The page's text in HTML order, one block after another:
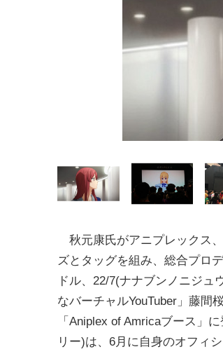
秋元康氏がアニプレックス
ズとタッグを組み、総合プロ
ドル、22/7(ナナブンノニジュ
なバーチャルYouTuber」藤間
「Aniplex of Amricaブース」
リー)は、6月に自身のオフィ